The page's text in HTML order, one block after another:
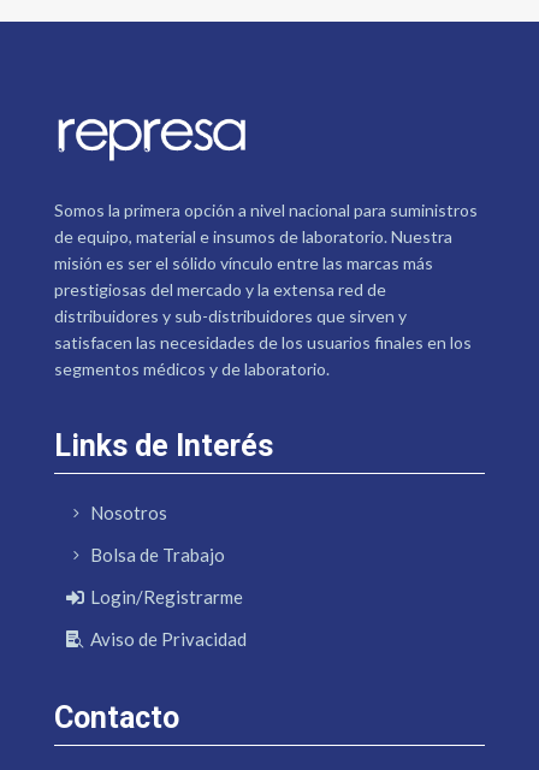
Somos la primera opción a nivel nacional para suministros
de equipo, material e insumos de laboratorio. Nuestra
misión es ser el sólido vínculo entre las marcas más
prestigiosas del mercado y la extensa red de
distribuidores y sub-distribuidores que sirven y
satisfacen las necesidades de los usuarios finales en los
segmentos médicos y de laboratorio.
Links de Interés
Nosotros
Bolsa de Trabajo
Login/Registrarme
Aviso de Privacidad
Contacto